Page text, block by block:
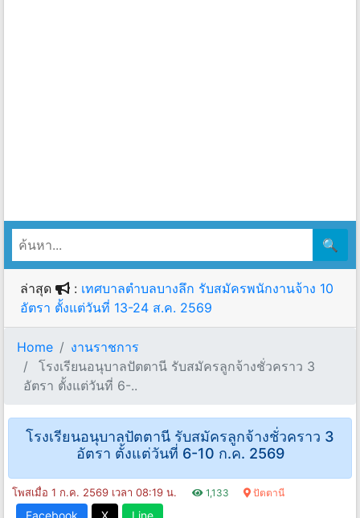
🔍
ล่าสุด : เทศบาลตำบลบางลึก รับสมัครพนักงานจ้าง 10
อัตรา ตั้งแต่วันที่ 13-24 ส.ค. 2569
Home
งานราชการ
โรงเรียนอนุบาลปัตตานี รับสมัครลูกจ้างชั่วคราว 3
อัตรา ตั้งแต่วันที่ 6-..
โรงเรียนอนุบาลปัตตานี รับสมัครลูกจ้างชั่วคราว 3
อัตรา ตั้งแต่วันที่ 6-10 ก.ค. 2569
โพสเมื่อ 1 ก.ค. 2569 เวลา 08:19 น. 1,133 ปัตตานี